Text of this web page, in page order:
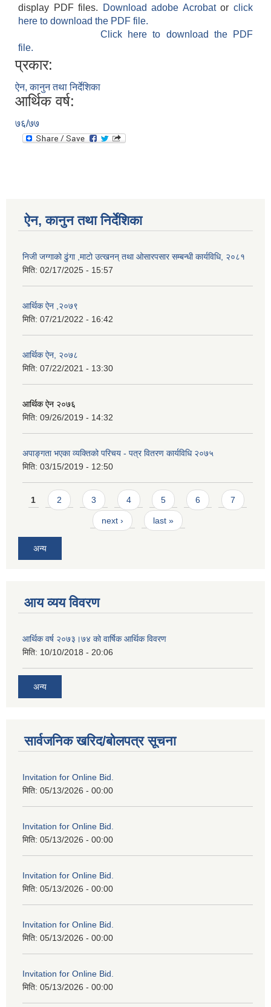
display PDF files.
Download adobe Acrobatorclick
here to download the PDF file.
Click here to download the PDF
file.
प्रकार:
ऐन, कानुन तथा निर्देशिका
आर्थिक वर्ष:
७६/७७
ऐन, कानुन तथा निर्देशिका
निजी जग्गाको ढुंगा ,माटो उत्खनन् तथा ओसारपसार सम्बन्धी कार्यविधि, २०८१
मिति: 02/17/2025 - 15:57
आर्थिक ऐन ,२०७९
मिति: 07/21/2022 - 16:42
आर्थिक ऐन, २०७८
मिति: 07/22/2021 - 13:30
आर्थिक ऐन २०७६
मिति: 09/26/2019 - 14:32
अपाङ्गता भएका व्यक्तिको परिचय - पत्र वितरण कार्यविधि २०७५
मिति: 03/15/2019 - 12:50
Pages
1 2 3 4 5 6 7
next › last »
अन्य
आय व्यय विवरण
आर्थिक वर्ष २०७३।७४ को वार्षिक आर्थिक विवरण
मिति: 10/10/2018 - 20:06
अन्य
सार्वजनिक खरिद/बोलपत्र सूचना
Invitation for Online Bid.
मिति: 05/13/2026 - 00:00
Invitation for Online Bid.
मिति: 05/13/2026 - 00:00
Invitation for Online Bid.
मिति: 05/13/2026 - 00:00
Invitation for Online Bid.
मिति: 05/13/2026 - 00:00
Invitation for Online Bid.
मिति: 05/13/2026 - 00:00